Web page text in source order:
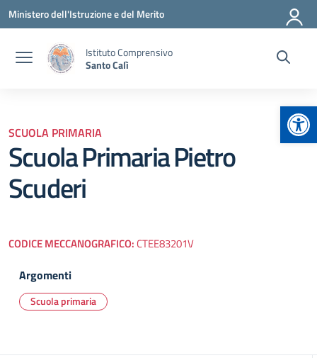
Vai ai contenuti
Vai al menu di navigazione
Vai al footer
Ministero dell'Istruzione e del Merito
Istituto Comprensivo
Santo Calì
SCUOLA PRIMARIA
Scuola Primaria Pietro
Scuderi
CODICE MECCANOGRAFICO: CTEE83201V
Argomenti
Scuola primaria